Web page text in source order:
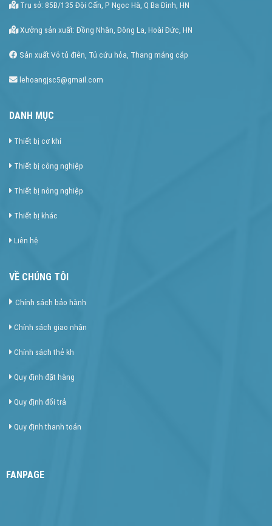
Trụ sở: 85B/135 Đội Cấn, P Ngọc Hà, Q Ba Đình, HN
Xưởng sản xuất: Đồng Nhân, Đông La, Hoài Đức, HN
Sản xuất Vỏ tủ điên, Tủ cứu hỏa, Thang máng cáp
lehoangjsc5@gmail.com
DANH MỤC
Thiết bị cơ khí
Thiết bị công nghiệp
Thiết bị nông nghiệp
Thiết bị khác
Liên hệ
VỀ CHÚNG TÔI
Chính sách bảo hành
Chính sách giao nhận
Chính sách thẻ kh
Quy định đặt hàng
Quy định đổi trả
Quy định thanh toán
FANPAGE